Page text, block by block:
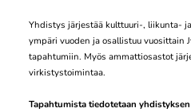
Yhdistys järjestää kulttuuri-, liikunta-
ympäri vuoden ja osallistuu vuosittain
tapahtumiin. Myös ammattiosastot
virkistystoimintaa.
Tapahtumista tiedotetaan